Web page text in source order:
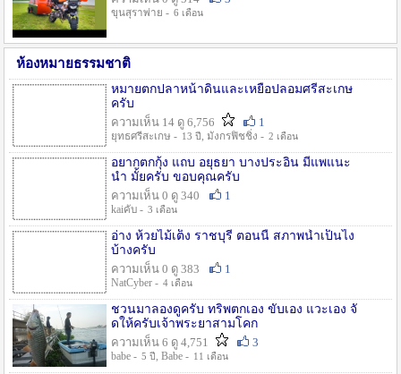
ขุนสุราพ่าย - 6 เดือน
ห้องหมายธรรมชาติ
หมายตกปลาหน้าดินและเหยื่อปลอมศรีสะเกษ
ครับ
ความเห็น 14 ดู 6,756
1
ยุทธศรีสะเกษ - 13 ปี , มังกรฟิชชิ่ง - 2 เดือน
อยากตกกุ้ง แถบ อยุธยา บางประอิน มีแพแนะ
นำ มั้ยครับ ขอบคุณครับ
ความเห็น 0 ดู 340
1
kaiคับ - 3 เดือน
อ่าง ห้วยไม้เต็ง ราชบุรี ตอนนี้ สภาพน้ำเป็นไง
บ้างครับ
ความเห็น 0 ดู 383
1
NatCyber - 4 เดือน
ชวนมาลองดูครับ ทริพตกเอง ขับเอง แวะเอง จั
ดให้ครับเจ้าพระยาสามโคก
ความเห็น 6 ดู 4,751
3
babe - 5 ปี , Babe - 11 เดือน